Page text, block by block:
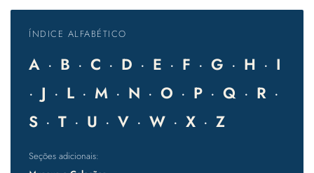
ÍNDICE ALFABÉTICO
A · B · C · D · E · F · G · H · I
· J · L · M · N · O · P · Q · R ·
S · T · U · V · W · X · Z
Seções adicionais: